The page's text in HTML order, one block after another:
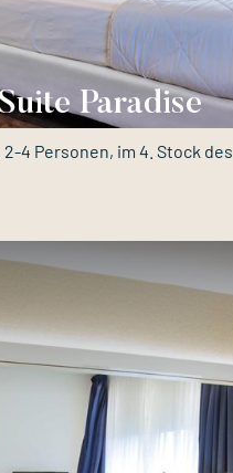
Paradise
2-4 Personen, im 4. Stock des